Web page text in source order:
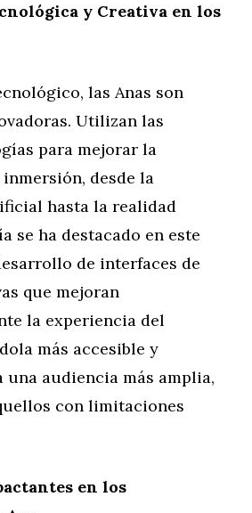
y Creativa en los
las Anas son
Utilizan las
para mejorar la
desde la
hasta la realidad
se ha destacado en este
de interfaces de
que mejoran
la experiencia del
más accesible y
audiencia más amplia,
con limitaciones
en los